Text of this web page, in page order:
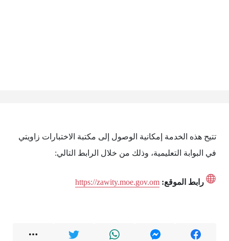
تتيح هذه الخدمة إمكانية الوصول إلى مكتبة الاختبارات زاويتي
في البوابة التعليمية، وذلك من خلال الرابط التالي:
رابط الموقع: https://zawity.moe.gov.om